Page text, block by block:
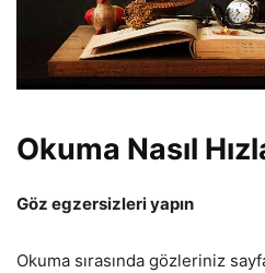
Okuma Nasıl
Göz egzersizleri yapın
Okuma sırasında gözleriniz